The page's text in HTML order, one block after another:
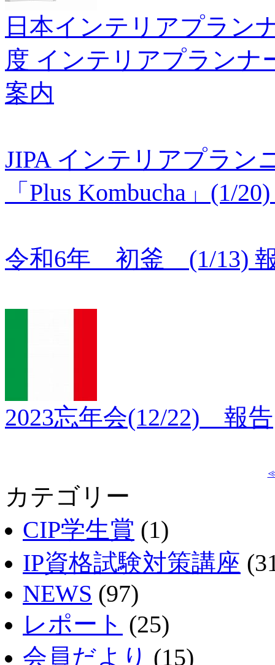
日本インテリアプラン
度 インテリアプランナ
案内
JIPA インテリアプラン
「Plus Kombucha」
令和6年 初釜 (1/13)
2023忘年会(12/22) 報告
カテゴリー
CIP学生賞 (1)
IP資格試験対策講座
NEWS (97)
レポート (25)
会員だより (15)